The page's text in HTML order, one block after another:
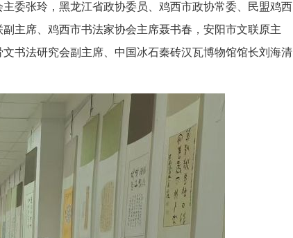
委张玲，黑龙江省政协委员、鸡西市政协常委、民盟鸡西
副主席、鸡西市书法家协会主席聂书春，安阳市文联原主
书法研究会副主席、中国冰石秦砖汉瓦博物馆馆长刘海清